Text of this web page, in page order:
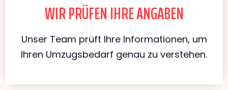
WIR PRÜFEN IHRE ANGABEN
Unser Team prüft Ihre Informationen, um
Ihren Umzugsbedarf genau zu verstehen.